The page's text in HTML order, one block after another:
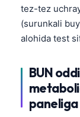
tez-tez
(surunkali
alohida test
BUN
日本語
Čeština
Lietuvių
Polski